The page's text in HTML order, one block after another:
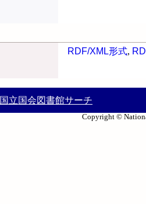
RDF/XML形式,
国立国会図書館サーチ
Copyright ©